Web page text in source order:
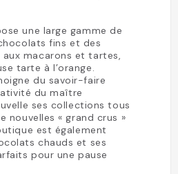
une large gamme de
fins et des
macarons et tartes,
tarte à l’orange.
du savoir-faire
du maître
ses collections tous
nouvelles « grand crus »
est également
chauds et ses
pour une pause